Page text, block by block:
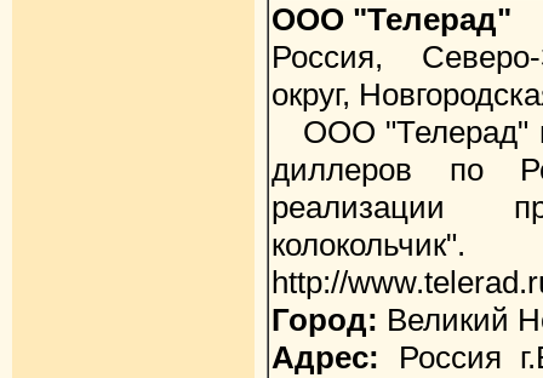
ООО "Телерад"
Россия,
округ,
ООО "Телерад"
диллеров по
реализации
колокольчик".
http://
Город: Великий
Адрес: Россия